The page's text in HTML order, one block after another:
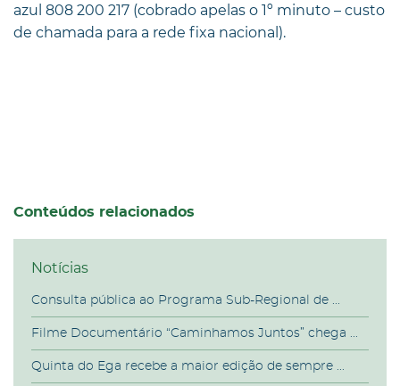
azul 808 200 217 (cobrado apelas o 1º minuto – custo
de chamada para a rede fixa nacional).
Conteúdos relacionados
Notícias
Consulta pública ao Programa Sub-Regional de ...
Filme Documentário “Caminhamos Juntos” chega ...
Quinta do Ega recebe a maior edição de sempre ...